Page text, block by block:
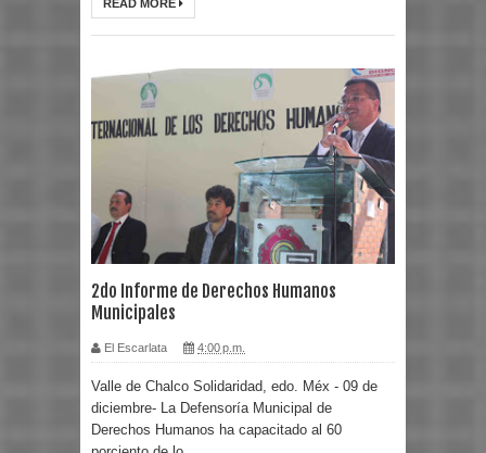
READ MORE
2do Informe de Derechos Humanos
Municipales
El Escarlata 4:00 p.m.
Valle de Chalco Solidaridad, edo. Méx - 09 de
diciembre- La Defensoría Municipal de
Derechos Humanos ha capacitado al 60